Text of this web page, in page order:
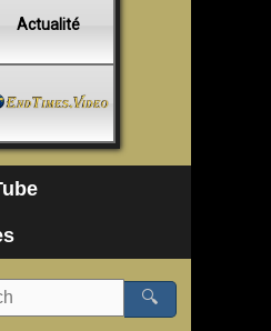
Actualité
🔍